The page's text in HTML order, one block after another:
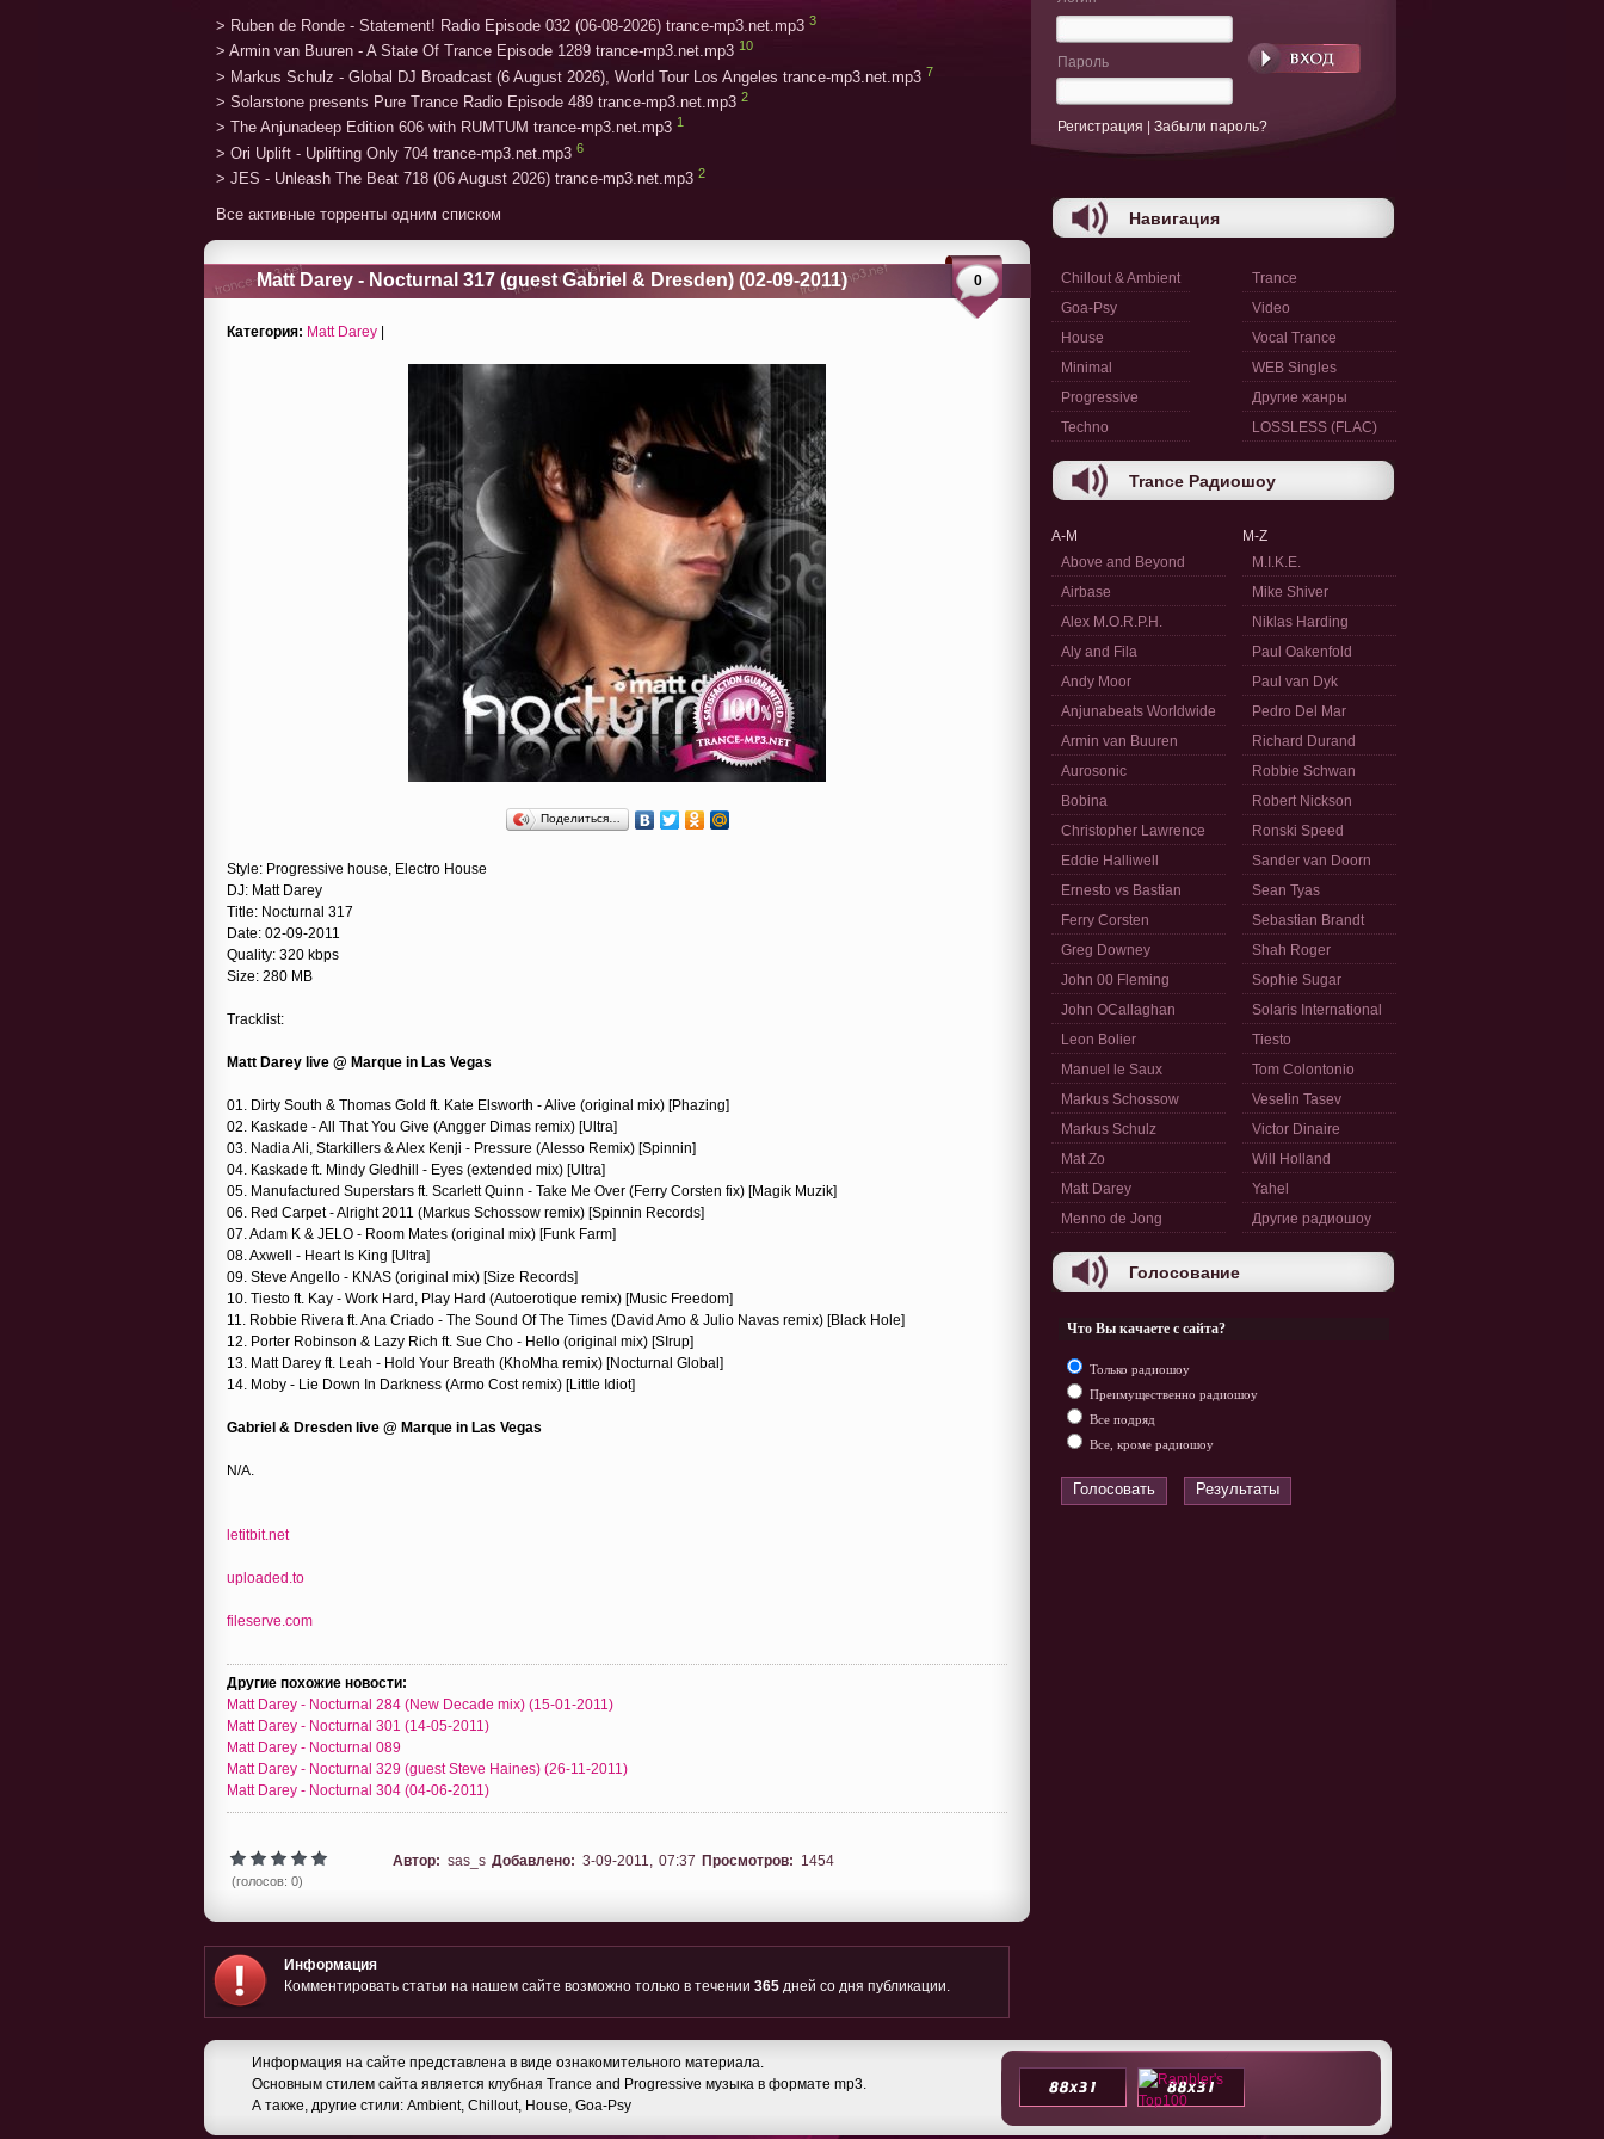
> Ruben de Ronde - Statement! Radio Episode 032 (06-08-2026) trance-mp3.net.mp3 3
> Armin van Buuren - A State Of Trance Episode 1289 trance-mp3.net.mp3 10
> Markus Schulz - Global DJ Broadcast (6 August 2026), World Tour Los Angeles trance-mp3.net.mp3 7
> Solarstone presents Pure Trance Radio Episode 489 trance-mp3.net.mp3 2
> The Anjunadeep Edition 606 with RUMTUM trance-mp3.net.mp3 1
> Ori Uplift - Uplifting Only 704 trance-mp3.net.mp3 6
> JES - Unleash The Beat 718 (06 August 2026) trance-mp3.net.mp3 2
Все активные торренты одним списком
Matt Darey - Nocturnal 317 (guest Gabriel & Dresden) (02-09-2011) 0
Категория: Matt Darey |
Поделиться…
Style: Progressive house, Electro House
DJ: Matt Darey
Title: Nocturnal 317
Date: 02-09-2011
Quality: 320 kbps
Size: 280 MB
Tracklist:
Matt Darey live @ Marque in Las Vegas
01. Dirty South & Thomas Gold ft. Kate Elsworth - Alive (original mix) [Phazing]
02. Kaskade - All That You Give (Angger Dimas remix) [Ultra]
03. Nadia Ali, Starkillers & Alex Kenji - Pressure (Alesso Remix) [Spinnin]
04. Kaskade ft. Mindy Gledhill - Eyes (extended mix) [Ultra]
05. Manufactured Superstars ft. Scarlett Quinn - Take Me Over (Ferry Corsten fix) [Magik Muzik]
06. Red Carpet - Alright 2011 (Markus Schossow remix) [Spinnin Records]
07. Adam K & JELO - Room Mates (original mix) [Funk Farm]
08. Axwell - Heart Is King [Ultra]
09. Steve Angello - KNAS (original mix) [Size Records]
10. Tiesto ft. Kay - Work Hard, Play Hard (Autoerotique remix) [Music Freedom]
11. Robbie Rivera ft. Ana Criado - The Sound Of The Times (David Amo & Julio Navas remix) [Black Hole]
12. Porter Robinson & Lazy Rich ft. Sue Cho - Hello (original mix) [SIrup]
13. Matt Darey ft. Leah - Hold Your Breath (KhoMha remix) [Nocturnal Global]
14. Moby - Lie Down In Darkness (Armo Cost remix) [Little Idiot]
Gabriel & Dresden live @ Marque in Las Vegas
N/A.
letitbit.net
uploaded.to
fileserve.com
Другие похожие новости:
Matt Darey - Nocturnal 284 (New Decade mix) (15-01-2011)
Matt Darey - Nocturnal 301 (14-05-2011)
Matt Darey - Nocturnal 089
Matt Darey - Nocturnal 329 (guest Steve Haines) (26-11-2011)
Matt Darey - Nocturnal 304 (04-06-2011)
(голосов: 0)
Автор: sas_s Добавлено: 3-09-2011, 07:37 Просмотров: 1454
Информация
Комментировать статьи на нашем сайте возможно только в течении 365 дней со дня публикации.
Пароль
Регистрация Забыли пароль?
Навигация
Chillout & Ambient
Goa-Psy
House
Minimal
Progressive
Techno
Trance
Video
Vocal Trance
WEB Singles
Другие жанры
LOSSLESS (FLAC)
Trance Радиошоу
A-M
Above and Beyond
Airbase
Alex M.O.R.P.H.
Aly and Fila
Andy Moor
Anjunabeats Worldwide
Armin van Buuren
Aurosonic
Bobina
Christopher Lawrence
Eddie Halliwell
Ernesto vs Bastian
Ferry Corsten
Greg Downey
John 00 Fleming
John OCallaghan
Leon Bolier
Manuel le Saux
Markus Schossow
Markus Schulz
Mat Zo
Matt Darey
Menno de Jong
M-Z
M.I.K.E.
Mike Shiver
Niklas Harding
Paul Oakenfold
Paul van Dyk
Pedro Del Mar
Richard Durand
Robbie Schwan
Robert Nickson
Ronski Speed
Sander van Doorn
Sean Tyas
Sebastian Brandt
Shah Roger
Sophie Sugar
Solaris International
Tiesto
Tom Colontonio
Veselin Tasev
Victor Dinaire
Will Holland
Yahel
Другие радиошоу
Голосование
Что Вы качаете с сайта?
Только радиошоу
Преимущественно радиошоу
Все подряд
Все, кроме радиошоу
Голосовать Результаты
Информация на сайте представлена в виде ознакомительного материала.
Основным стилем сайта является клубная Trance and Progressive музыка в формате mp3.
А также, другие стили: Ambient, Chillout, House, Goa-Psy